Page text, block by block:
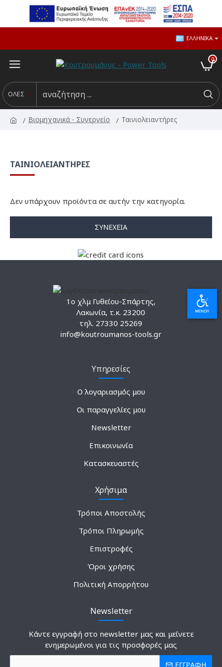
ΕΛΛΗΝΙΚΆ
0
ΟΛΕΣ
Βιομηχανικά - Συνεργείο Ταινιολειαντήρες
ΤΑΙΝΙΟΛΕΙΑΝΤΉΡΕΣ
Δεν υπάρχουν προϊόντα σε αυτήν την κατηγορία.
ΣΥΝΈΧΕΙΑ
1ο χλμ Γυθείου-Σπάρτης,
Λακωνία, τ.κ. 23200
τηλ. 27330 25269
info@koutroumanos-tools.gr
Υπηρεσίες
Ο λογαριασμός μου
Οι παραγγελίες μου
Newsletter
Επικοινωνία
Κατασκευαστές
Χρήσιμα
Τρόποι Αποστολής
Τρόποι Πληρωμής
Επιστροφές
Όροι χρήσης
Πολιτική Απορρήτου
Newsletter
Κάντε εγγραφή στο newsletter μας και μείνετε
ενημερωμένοι για τις προσφορές μας
ΕΓΓΡΑΦΗ